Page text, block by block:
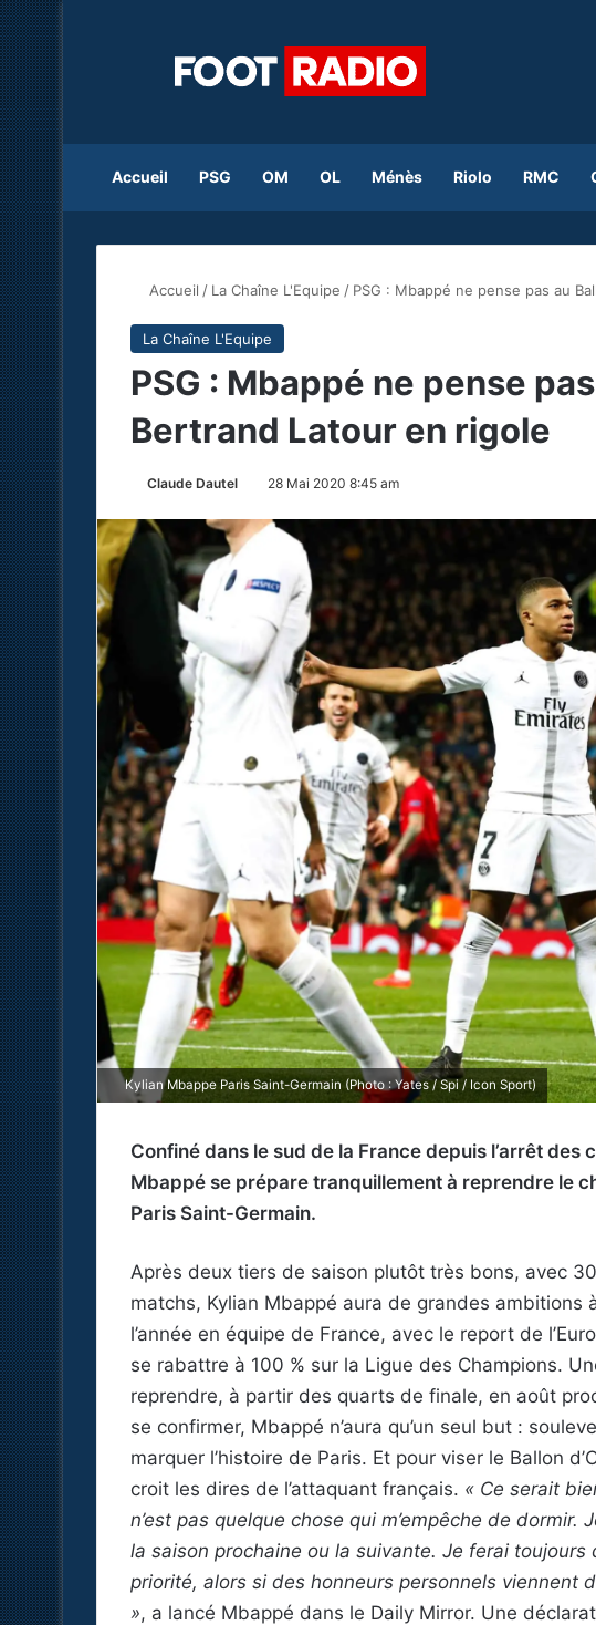
Accueil PSG OM OL Ménès Riolo RMC
Accueil / La Chaîne L'Equipe / PSG : Mbappé ne pense pas au
La Chaîne L'Equipe
PSG : Mbappé ne pense
Bertrand Latour en rigole
Claude Dautel 28 Mai 2020 8:45 am
Kylian Mbappe Paris Saint-Germain (Photo : Yates / Spi / Icon Sport)
Confiné dans le sud de la France depuis l’arrêt
Mbappé se prépare tranquillement à reprendre le
Paris Saint-Germain.
Après deux tiers de saison plutôt très bons, avec
matchs, Kylian Mbappé aura de grandes ambitions
l’année en équipe de France, avec le report de
se rabattre à 100 % sur la Ligue des Champions.
reprendre, à partir des quarts de finale, en août
se confirmer, Mbappé n’aura qu’un seul but :
marquer l’histoire de Paris. Et pour viser le Ballon
croit les dires de l’attaquant français. « Ce serait
n’est pas quelque chose qui m’empêche de
la saison prochaine ou la suivante. Je ferai toujours
priorité, alors si des honneurs personnels viennent
», a lancé Mbappé dans le Daily Mirror. Une